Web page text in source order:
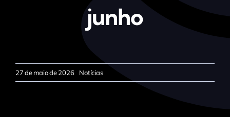
junho
27 de maio de 2026 Notícias